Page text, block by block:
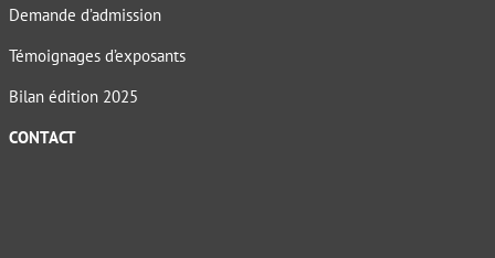
Demande d’admission
Témoignages d’exposants
Bilan édition 2025
CONTACT